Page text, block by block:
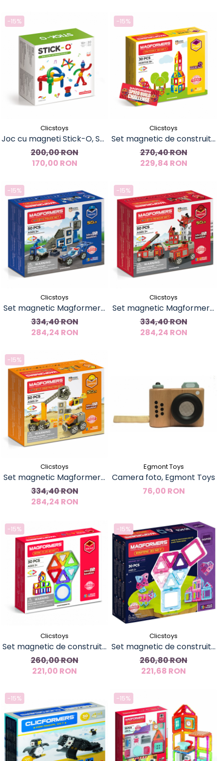
-15%
Clicstoys
Joc cu magneti Stick-O, Set
de baza cu 20 piese
200,00 RON
170,00 RON
-15%
Clicstoys
Set magnetic de construit-
Set de baza Magformers,
30 piese
270,40 RON
229,84 RON
-15%
Clicstoys
Set magnetic Magformers,
Uimitorul set de politie
334,40 RON
284,24 RON
-15%
Clicstoys
Set magnetic Magformers,
Uimitorul set cu vehicule de
interventie
334,40 RON
284,24 RON
-15%
Clicstoys
Set magnetic Magformers,
Uimitorul set de construit
pe santier
334,40 RON
284,24 RON
Egmont Toys
Camera foto, Egmont Toys
76,00 RON
-15%
Clicstoys
Set magnetic de construit-
Magformers Basic Plus 30
set
260,00 RON
221,00 RON
-15%
Clicstoys
Set magnetic de construit-
Magformers Inspire, 30
piese
260,80 RON
221,68 RON
-15% -15%